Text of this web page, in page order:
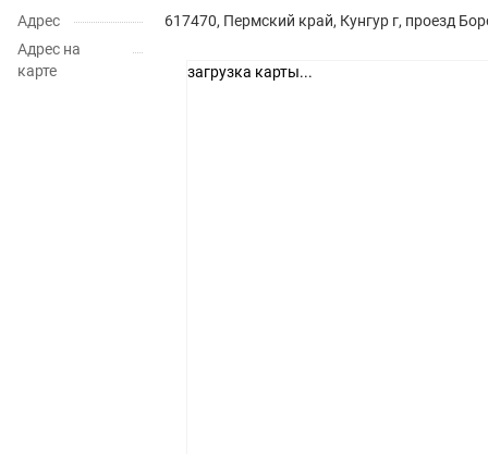
Адрес
617470, Пермский край, Кунгур г, проезд
Адрес на
карте
загрузка карты...